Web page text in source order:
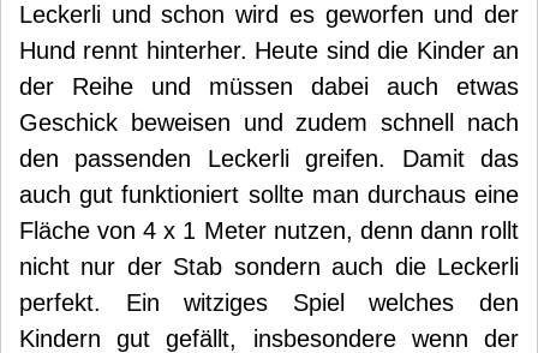
Leckerli und schon wird es geworfen und der
Hund rennt hinterher. Heute sind die Kinder an
der Reihe und müssen dabei auch etwas
Geschick beweisen und zudem schnell nach
den passenden Leckerli greifen. Damit das
auch gut funktioniert sollte man durchaus eine
Fläche von 4 x 1 Meter nutzen, denn dann rollt
nicht nur der Stab sondern auch die Leckerli
perfekt. Ein witziges Spiel welches den
Kindern gut gefällt, insbesondere wenn der